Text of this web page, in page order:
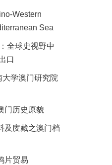
Western
Sea
全球史视野中
口
学澳门研究院
门历史原貌
及庋藏之澳门档
片贸易